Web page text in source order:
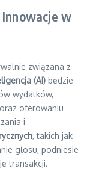
w
związana z
(AI) będzie
wydatków,
oferowaniu
i
, takich jak
głosu, podniesie
transakcji.